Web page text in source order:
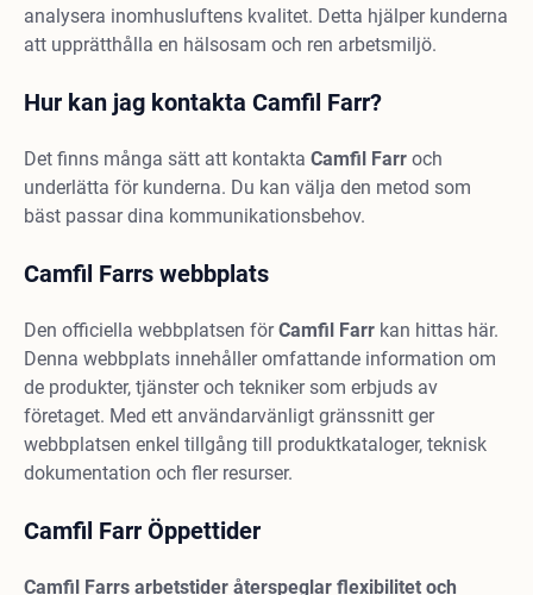
analysera inomhusluftens kvalitet. Detta hjälper kunderna
att upprätthålla en hälsosam och ren arbetsmiljö.
Hur kan jag kontakta Camfil Farr?
Det finns många sätt att kontakta Camfil Farr och
underlätta för kunderna. Du kan välja den metod som
bäst passar dina kommunikationsbehov.
Camfil Farrs webbplats
Den officiella webbplatsen förCamfil Farr kan hittas här.
Denna webbplats innehåller omfattande information om
de produkter, tjänster och tekniker som erbjuds av
företaget. Med ett användarvänligt gränssnitt ger
webbplatsen enkel tillgång till produktkataloger, teknisk
dokumentation och fler resurser.
Camfil Farr Öppettider
Camfil Farrs arbetstider återspeglar flexibilitet och